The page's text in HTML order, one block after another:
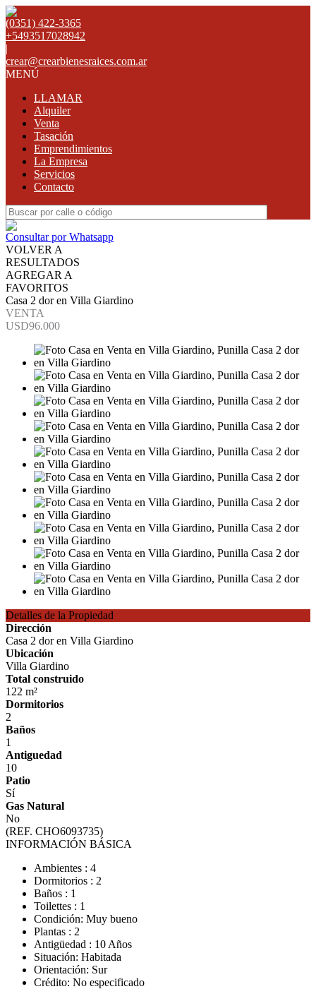
(0351) 422-3365
+5493517028942
|
crear@crearbienesraices.com.ar
MENÚ
LLAMAR
Alquiler
Venta
Tasación
Emprendimientos
La Empresa
Servicios
Contacto
Consultar por Whatsapp
VOLVER A
RESULTADOS
AGREGAR A
FAVORITOS
Casa 2 dor en Villa Giardino
VENTA
USD96.000
Detalles de la Propiedad
Dirección
Casa 2 dor en Villa Giardino
Ubicación
Villa Giardino
Total construido
122 m²
Dormitorios
2
Baños
1
Antiguedad
10
Patio
Sí
Gas Natural
No
(REF. CHO6093735)
INFORMACIÓN BÁSICA
Ambientes : 4
Dormitorios : 2
Baños : 1
Toilettes : 1
Condición: Muy bueno
Plantas : 2
Antigüedad : 10 Años
Situación: Habitada
Orientación: Sur
Crédito: No especificado